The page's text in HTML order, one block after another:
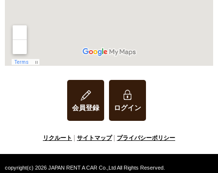
会員登録 ログイン
リクルート サイトマップ プライバシーポリシー
copyright(c) 2026 JAPAN RENT A CAR Co.,Ltd All Rights Reserved.